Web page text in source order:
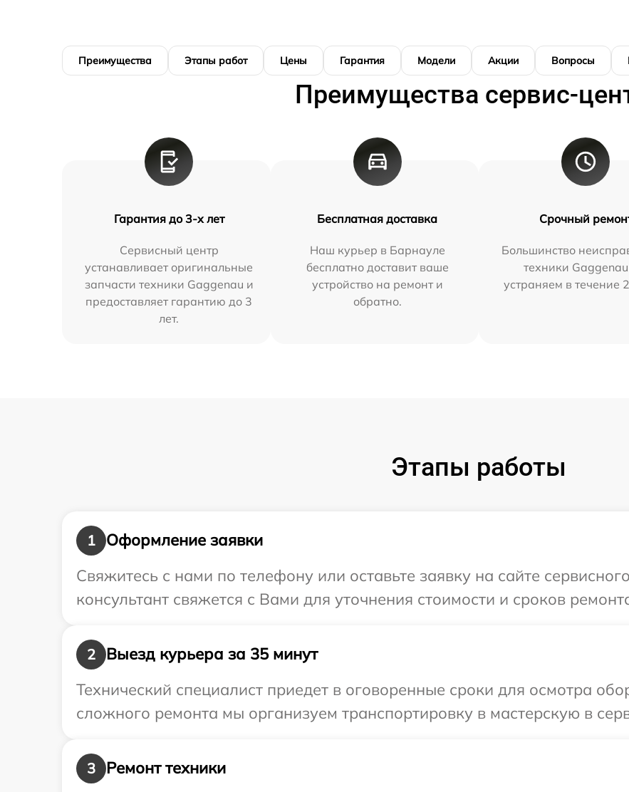
Преимущества Этапы работ Цены Гарантия Модели Акции Вопросы
Преимущества сервис-
Гарантия до 3-х лет
Сервисный центр
устанавливает оригинальные
запчасти техники Gaggenau и
предоставляет гарантию до 3
лет.
Бесплатная доставка
Наш курьер в Барнауле
бесплатно доставит ваше
устройство на ремонт и
обратно.
Срочный
Большинство
техники
устраняем в течение
Этапы работы
1
Оформление заявки
Свяжитесь с нами по телефону или оставьте заявку на сайте
консультант свяжется с Вами для уточнения стоимости и сроков
2
Выезд курьера за 35 минут
Технический специалист приедет в оговоренные сроки для осмотра
сложного ремонта мы организуем транспортировку в мастерскую в
3
Ремонт техники